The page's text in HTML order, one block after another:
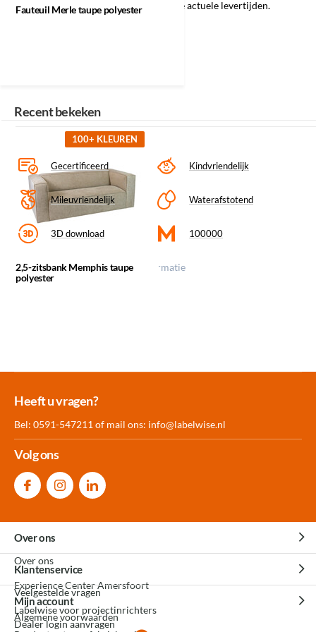
Informeer naar de mogelijkheden en de actuele levertijden.
Gecertificeerd Kindvriendelijk
Mileuvriendelijk Waterafstotend
3D download 100000
Klik op een icoon voor meer informatie
Fauteuil Merle taupe polyester
Recent bekeken
2,5-zitsbank Memphis taupe
polyester
100+ KLEUREN
Meer dan 30.000
Heeft u vragen?
Bel: 0591-547211 of mail ons: info@labelwise.nl
Volg ons
Over ons
Over ons
Experience Center Amersfoort
Labelwise voor projectinrichters
Klantenservice
Veelgestelde vragen
Algemene voorwaarden
Mijn account
Dealer login aanvragen